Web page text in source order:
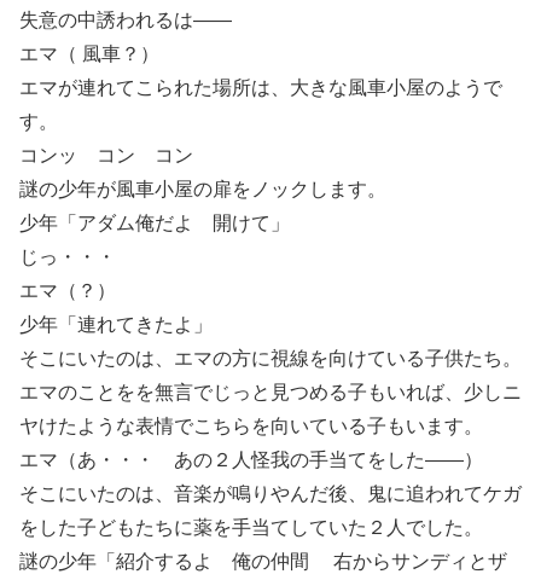
失意の中誘われるは――
エマ（ 風車？）
エマが連れてこられた場所は、大きな風車小屋のようで
す。
コンッ コン コン
謎の少年が風車小屋の扉をノックします。
少年「アダム俺だよ 開けて」
じっ・・・
エマ（？）
少年「連れてきたよ」
そこにいたのは、エマの方に視線を向けている子供たち。
エマのことをを無言でじっと見つめる子もいれば、少しニ
ヤけたような表情でこちらを向いている子もいます。
エマ（あ・・・ あの２人怪我の手当てをした――）
そこにいたのは、音楽が鳴りやんだ後、鬼に追われてケガ
をした子どもたちに薬を手当てしていた２人でした。
謎の少年「紹介するよ 俺の仲間 右からサンディとザ